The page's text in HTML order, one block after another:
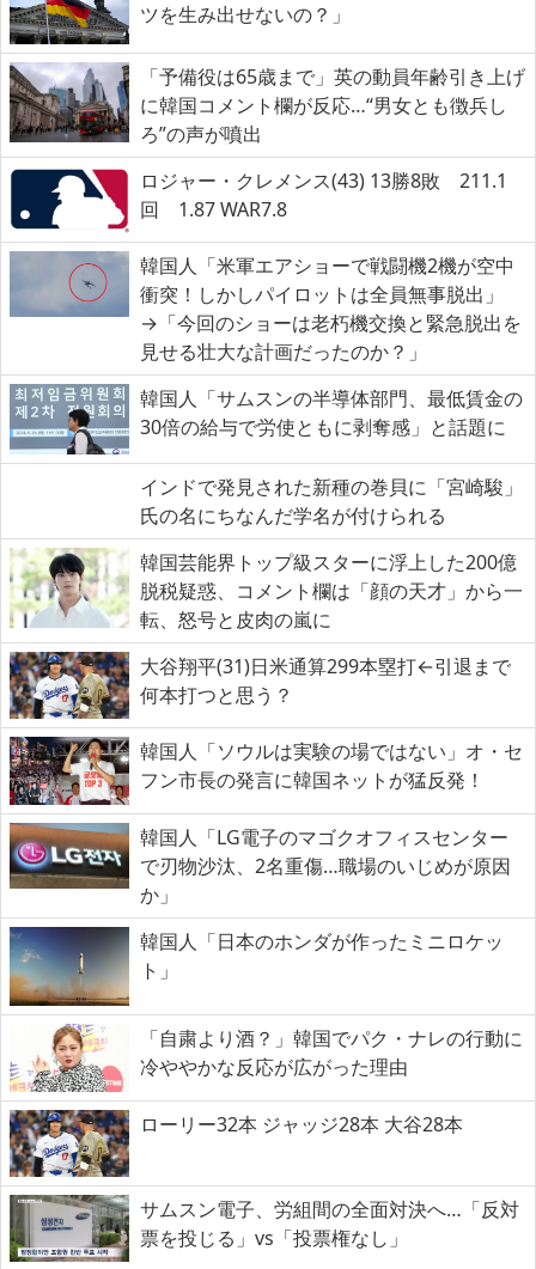
ツを生み出せないの？」
「予備役は65歳まで」英の動員年齢引き上げ
に韓国コメント欄が反応…“男女とも徴兵し
ろ”の声が噴出
ロジャー・クレメンス(43) 13勝8敗 211.1
回 1.87 WAR7.8
韓国人「米軍エアショーで戦闘機2機が空中
衝突！しかしパイロットは全員無事脱出」
→「今回のショーは老朽機交換と緊急脱出を
見せる壮大な計画だったのか？」
韓国人「サムスンの半導体部門、最低賃金の
30倍の給与で労使ともに剥奪感」と話題に
インドで発見された新種の巻貝に「宮崎駿」
氏の名にちなんだ学名が付けられる
韓国芸能界トップ級スターに浮上した200億
脱税疑惑、コメント欄は「顔の天才」から一
転、怒号と皮肉の嵐に
大谷翔平(31)日米通算299本塁打←引退まで
何本打つと思う？
韓国人「ソウルは実験の場ではない」オ・セ
フン市長の発言に韓国ネットが猛反発！
韓国人「LG電子のマゴクオフィスセンター
で刃物沙汰、2名重傷…職場のいじめが原因
か」
韓国人「日本のホンダが作ったミニロケッ
ト」
「自粛より酒？」韓国でパク・ナレの行動に
冷ややかな反応が広がった理由
ローリー32本 ジャッジ28本 大谷28本
サムスン電子、労組間の全面対決へ…「反対
票を投じる」vs「投票権なし」